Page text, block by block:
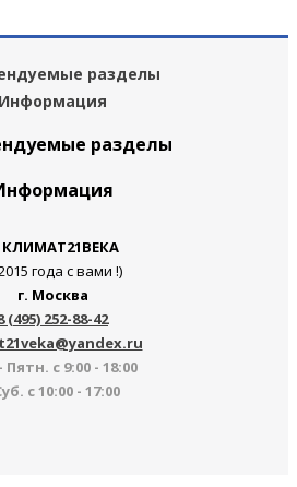
разделы
Информация
разделы
года с вами !)
г. Москва
(495) 252-88-42
с 9:00 - 18:00
с 10:00 - 17:00